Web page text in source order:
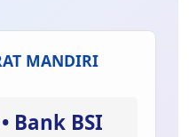
MANDIRI
Bank BSI